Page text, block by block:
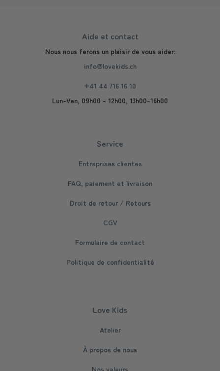
Aide et contact
Nous nous ferons un plaisir de vous aider:
info@lovekids.ch
+41 44 716 16 10
Lun-Ven, 09h00 - 12h00, 13h00-16h00
Service
Entreprises clientes
FAQ, paiement et livraison
Droit de retour / Retours
CGV
Formulaire de contact
Politique de confidentialité
Love Kids
Atelier
À propos de nous
Nos valeurs